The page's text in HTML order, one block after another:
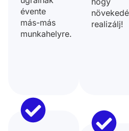
évente
más-más
munkahelyre.
realizálj!